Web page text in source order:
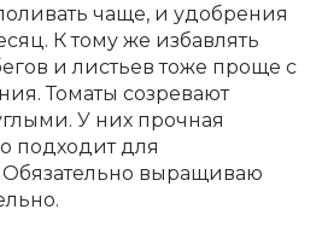
чаще, и удобрения
К тому же избавлять
и листьев тоже проще с
Томаты созревают
У них прочная
подходит для
выращиваю